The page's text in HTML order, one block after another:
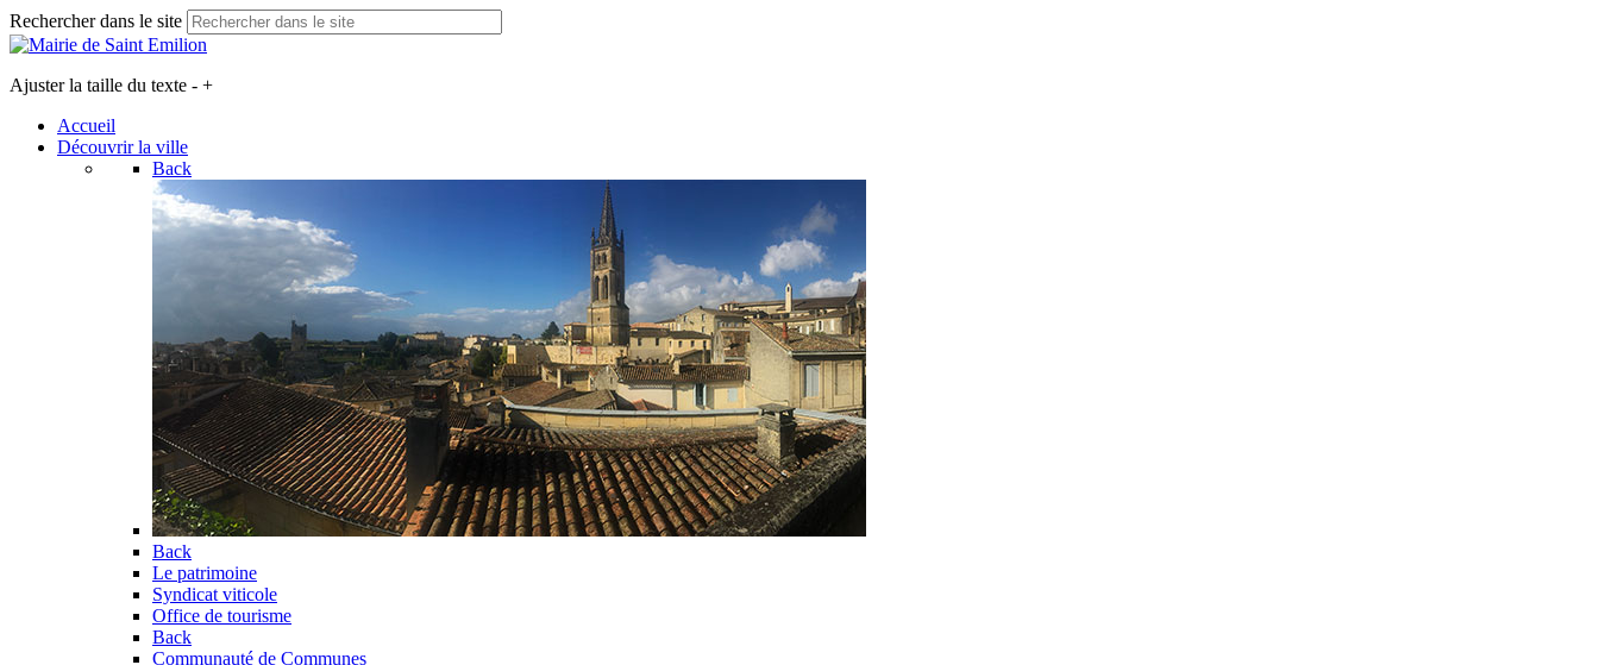
Rechercher dans le site
Ajuster la taille du texte - +
Accueil
Découvrir la ville
Back
Back
Le patrimoine
Syndicat viticole
Office de tourisme
Back
Communauté de Communes